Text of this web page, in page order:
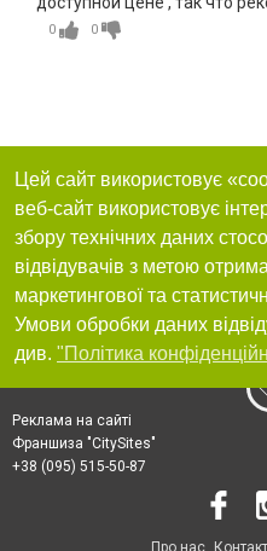
0 0
Цей сайт використовує
веб-сайт використовує
збору технічних даних
відвідувачів з метою
маркетингової та
Умови обробки даних
див. "Політика
Реклама на сайті
Франшиза "CitySites"
+38 (095) 515-50-87
Про нас